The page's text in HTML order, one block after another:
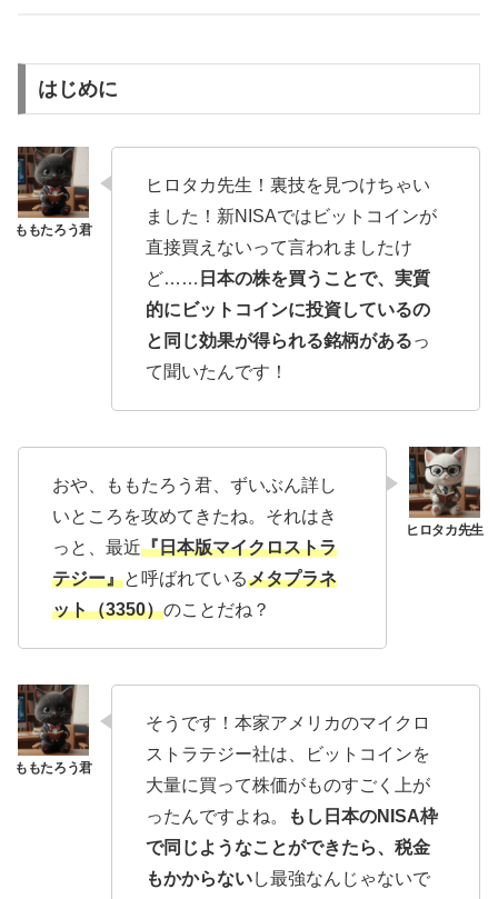
はじめに
ヒロタカ先生！裏技を見つけちゃい
ました！新NISAではビットコインが
直接買えないって言われましたけ
ど…… 日本の株を買うことで、実質
的にビットコインに投資しているの
と同じ効果が得られる銘柄があるっ
て聞いたんです！
おや、ももたろう君、ずいぶん詳し
いところを攻めてきたね。それはき
っと、最近『日本版マイクロストラ
テジー』と呼ばれているメタプラネ
ット（3350）のことだね？
そうです！本家アメリカのマイクロ
ストラテジー社は、ビットコインを
大量に買って株価がものすごく上が
ったんですよね。
もし日本のNISA枠
で同じようなことができたら、税金
もかからないし最強なんじゃないで